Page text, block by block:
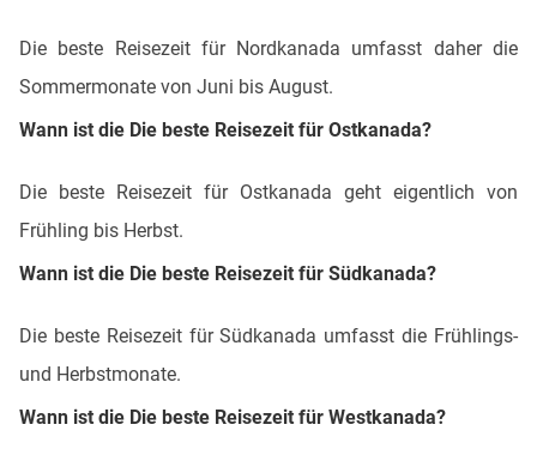
Die beste Reisezeit für Nordkanada umfasst daher die
Sommermonate von Juni bis August.
Wann ist die Die beste Reisezeit für Ostkanada?
Die beste Reisezeit für Ostkanada geht eigentlich von
Frühling bis Herbst.
Wann ist die Die beste Reisezeit für Südkanada?
Die beste Reisezeit für Südkanada umfasst die Frühlings-
und Herbstmonate.
Wann ist die Die beste Reisezeit für Westkanada?